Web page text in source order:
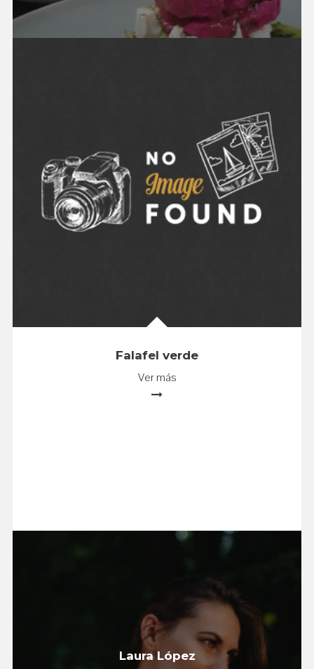
Falafel verde
Ver más
Laura López